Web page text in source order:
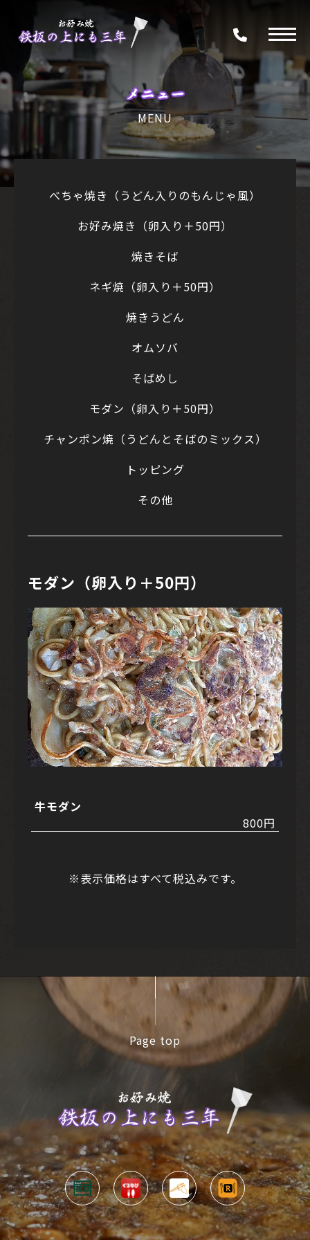
メニュー
MENU
べちゃ焼き（うどん入りのもんじゃ風）
お好み焼き（卵入り＋50円）
焼きそば
ネギ焼（卵入り＋50円）
焼きうどん
オムソバ
そばめし
モダン（卵入り＋50円）
チャンポン焼（うどんとそばのミックス）
トッピング
その他
モダン（卵入り＋50円）
牛モダン
800円
※表示価格はすべて税込みです。
Page top